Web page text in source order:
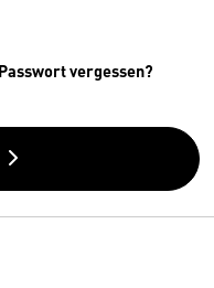
Passwort vergessen?